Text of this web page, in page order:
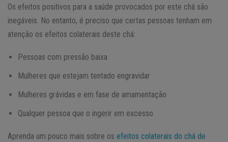
Os efeitos positivos para a saúde provocados por este chá são
inegáveis. No entanto, é preciso que certas pessoas tenham em
atenção os efeitos colaterais deste chá:
Pessoas com pressão baixa
Mulheres que estejam tentado engravidar
Mulheres grávidas e em fase de amamentação
Qualquer pessoa que o ingerir em excesso
Aprenda um pouco mais sobre os efeitos colaterais do chá de